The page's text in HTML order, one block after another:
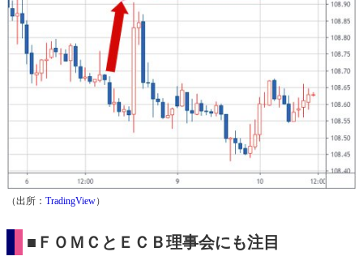
（出所： TradingView）
■ＦＯＭＣとＥＣＢ理事会にも注目